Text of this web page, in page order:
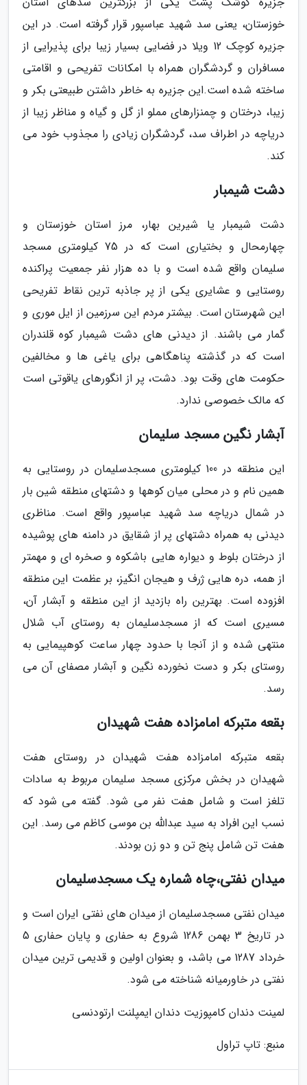
خوزستان، یعنی سد شهید عباسپور قرار گرفته است. در این
جزیره کوچک 12 ویلا در فضایی بسیار زیبا برای پذیرایی از
مسافران و گردشگران همراه با امکانات تفریحی و اقامتی
ساخته شده است.این جزیره به خاطر داشتن طبیعتی بکر و
زیبا، درختان و چمنزارهای مملو از گل و گیاه و مناظر زیبا از
دریاچه در اطراف سد، گردشگران زیادی را مجذوب خود می
کند.
دشت شیمبار
دشت شیمبار یا شیرین بهار، مرز استان خوزستان و
چهارمحال و بختیاری است که در 75 کیلومتری مسجد
سلیمان واقع شده است و با ده هزار نفر جمعیت پراکنده
روستایی و عشایری یکی از پر جاذبه ترین نقاط تفریحی
این شهرستان است. بیشتر مردم این سرزمین از ایل موری و
گمار می باشند. از دیدنی های دشت شیمبار کوه قلندران
است که در گذشته پناهگاهی برای یاغی ها و مخالفین
حکومت های وقت بود. دشت، پر از انگورهای یاقوتی است
که مالک خصوصی ندارد.
آبشار نگین مسجد سلیمان
این منطقه در 100 کیلومتری مسجدسلیمان در روستایی به
همین نام و در محلی میان کوهها و دشتهای منطقه شین بار
در شمال دریاچه سد شهید عباسپور واقع است. مناظری
دیدنی به همراه دشتهای پر از شقایق در دامنه های پوشیده
از درختان بلوط و دیواره هایی باشکوه و صخره ای و مهمتر
از همه، دره هایی ژرف و هیجان انگیز، بر عظمت این منطقه
افزوده است. بهترین راه بازدید از این منطقه و آبشار آن،
مسیری است که از مسجدسلیمان به روستای آب شلال
منتهی شده و از آنجا با حدود چهار ساعت کوهپیمایی به
روستای بکر و دست نخورده نگین و آبشار مصفای آن می
رسد.
بقعه متبرکه امامزاده هفت شهیدان
بقعه متبرکه امامزاده هفت شهیدان در روستای هفت
شهیدان در بخش مرکزی مسجد سلیمان مربوط به سادات
تلغز است و شامل هفت نفر می شود. گفته می شود که
نسب این افراد به سید عبدالله بن موسی کاظم می رسد. این
هفت تن شامل پنج تن و دو زن بودند.
میدان نفتی،چاه شماره یک مسجدسلیمان
میدان نفتی مسجدسلیمان از میدان های نفتی ایران است و
در تاریخ 3 بهمن 1286 شروع به حفاری و پایان حفاری 5
خرداد 1287 می باشد، و بعنوان اولین و قدیمی ترین میدان
نفتی در خاورمیانه شناخته می شود.
لمینت دندان کامپوزیت دندان ایمپلنت ارتودنسی
منبع: تاپ تراول